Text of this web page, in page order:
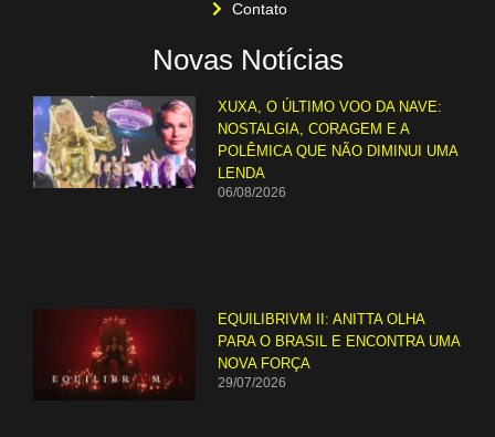
Contato
Novas Notícias
XUXA, O ÚLTIMO VOO DA NAVE:
NOSTALGIA, CORAGEM E A
POLÊMICA QUE NÃO DIMINUI UMA
LENDA
06/08/2026
EQUILIBRIVM II: ANITTA OLHA
PARA O BRASIL E ENCONTRA UMA
NOVA FORÇA
29/07/2026